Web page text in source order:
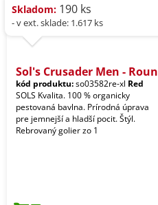
Skladom: 190 ks
- v ext. sklade: 1.617 ks
Sol's Crusader Men - Roun
kód produktu:so03582re-xl Red
SOLS Kvalita. 100 % organicky
pestovaná bavlna. Prírodná úprava
pre jemnejší a hladší pocit. Štýl.
Rebrovaný golier zo 1